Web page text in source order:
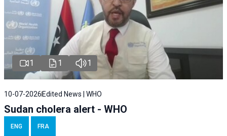
1 1 1
10-07-2026 Edited News | WHO
Sudan cholera alert - WHO
ENG FRA